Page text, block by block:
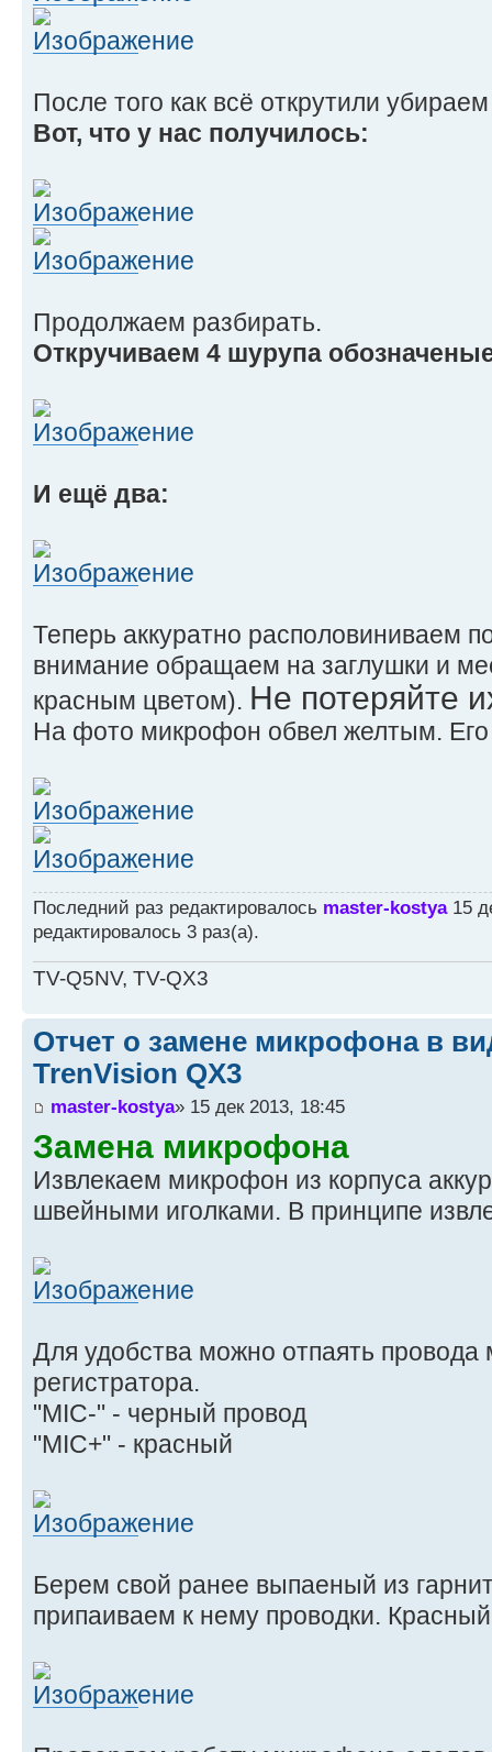
После того как всё открутили
Вот, что у нас получилось:
Продолжаем разбирать.
Откручиваем 4 шурупа
И ещё два:
Теперь аккуратно располовиниваем
внимание обращаем на заглушки и
красным цветом). Не потеряйте
На фото микрофон обвел желтым.
Последний раз редактировалось master-kostya15
редактировалось 3 раз(а).
TV-Q5NV, TV-QX3
Отчет о замене микрофона в
TrenVision QX3
master-kostya» 15 дек 2013, 18:45
Замена микрофона
Извлекаем микрофон из корпуса
швейными иголками. В принципе
Для удобства можно отпаять
регистратора.
"MIC-" - черный провод
"MIC+" - красный
Берем свой ранее выпаеный из
припаиваем к нему проводки.